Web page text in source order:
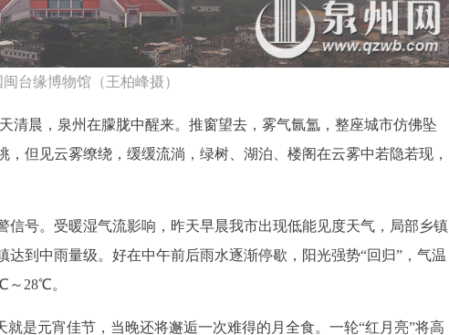
台缘博物馆（王柏峰摄）
清晨，泉州在朦胧中醒来。推窗望去，雾气氤氲，整座城市仿佛坠
但见云雾缭绕，缓缓流淌，绿树、湖泊、楼阁在云雾中若隐若现，
信号。受暖湿气流影响，昨天早晨我市出现低能见度天气，局部乡镇
到中雨量级。好在中午前后雨水逐渐停歇，阳光强势“回归”，气温
～28℃。
是元宵佳节，当晚还将邂逅一次难得的月全食。一轮“红月亮”将高